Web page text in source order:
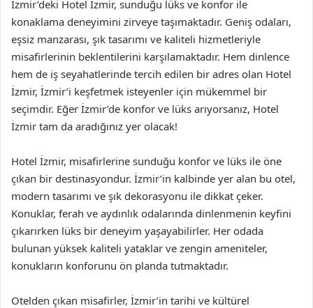
Izmir’deki Hotel İzmir, sunduğu lüks ve konfor ile
konaklama deneyimini zirveye taşımaktadır. Geniş odaları,
eşsiz manzarası, şık tasarımı ve kaliteli hizmetleriyle
misafirlerinin beklentilerini karşılamaktadır. Hem dinlence
hem de iş seyahatlerinde tercih edilen bir adres olan Hotel
İzmir, İzmir’i keşfetmek isteyenler için mükemmel bir
seçimdir. Eğer İzmir’de konfor ve lüks arıyorsanız, Hotel
İzmir tam da aradığınız yer olacak!
Hotel İzmir, misafirlerine sunduğu konfor ve lüks ile öne
çıkan bir destinasyondur. İzmir’in kalbinde yer alan bu otel,
modern tasarımı ve şık dekorasyonu ile dikkat çeker.
Konuklar, ferah ve aydınlık odalarında dinlenmenin keyfini
çıkarırken lüks bir deneyim yaşayabilirler. Her odada
bulunan yüksek kaliteli yataklar ve zengin ameniteler,
konukların konforunu ön planda tutmaktadır.
Otelden çıkan misafirler, İzmir’in tarihi ve kültürel